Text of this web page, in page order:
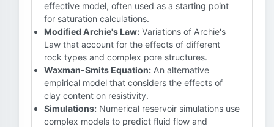
effective model, often used as a starting point
for saturation calculations.
Modified Archie's Law: Variations of Archie's
Law that account for the effects of different
rock types and complex pore structures.
Waxman-Smits Equation: An alternative
empirical model that considers the effects of
clay content on resistivity.
Simulations: Numerical reservoir simulations use
complex models to predict fluid flow and